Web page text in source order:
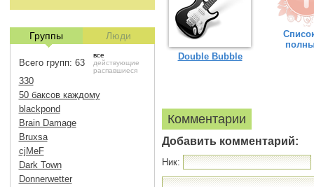
Double Bubble
Комментарии
Добавить комментарий:
Ник:
Группы Люди
Всего групп: 63
все
действующие
распавшиеся
330
50 баксов каждому
blackpond
Brain Damage
Bruxsa
cjMeF
Dark Town
Donnerwetter